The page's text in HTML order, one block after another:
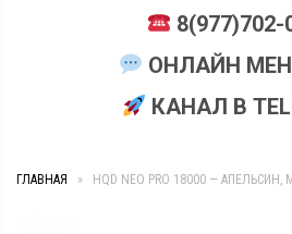
8(977)702-
ОНЛАЙН
КАНАЛ В
ГЛАВНАЯ » HQD NEO PRO 18000 —